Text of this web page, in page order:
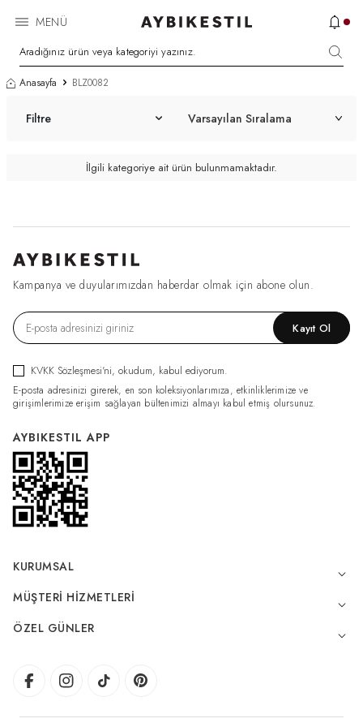
MENÜ
Anasayfa BLZ0082
Filtre
İlgili kategoriye ait ürün bulunmamaktadır.
Kampanya ve duyularımızdan haberdar olmak için abone olun.
Kayıt Ol
KVKK Sözleşmesi'ni, okudum, kabul ediyorum.
E-posta adresinizi girerek, en son koleksiyonlarımıza, etkinliklerimize ve
girişimlerimize erişim sağlayan bültenimizi almayı kabul etmiş olursunuz.
AYBIKESTIL APP
KURUMSAL
MÜŞTERI HIZMETLERI
ÖZEL GÜNLER